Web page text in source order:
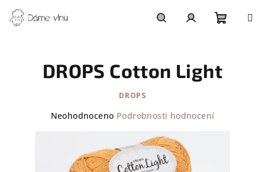
na
obsah
košík
DROPS Cotton Light
DROPS
Průměrné
Neohodnoceno Podrobnosti hodnocení